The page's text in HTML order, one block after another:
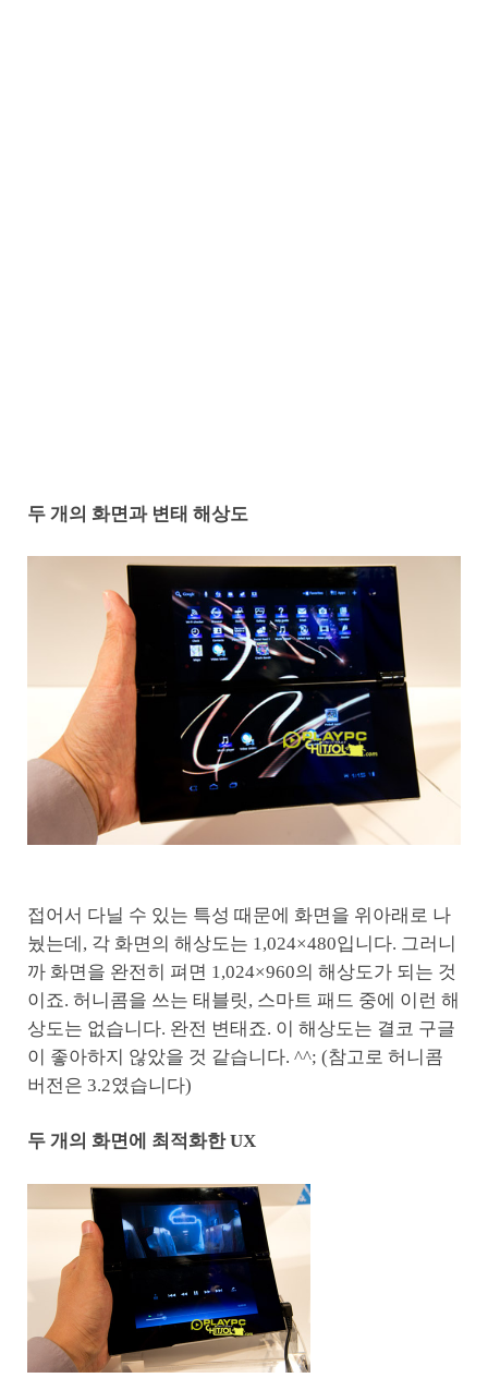
두 개의 화면과 변태 해상도
접어서 다닐 수 있는 특성 때문에 화면을 위아래로 나
눴는데, 각 화면의 해상도는 1,024×480입니다. 그러니
까 화면을 완전히 펴면 1,024×960의 해상도가 되는 것
이죠. 허니콤을 쓰는 태블릿, 스마트 패드 중에 이런 해
상도는 없습니다. 완전 변태죠. 이 해상도는 결코 구글
이 좋아하지 않았을 것 같습니다. ^^; (참고로 허니콤
버전은 3.2였습니다)
두 개의 화면에 최적화한 UX